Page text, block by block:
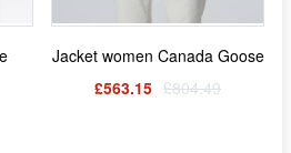
Jacket women Canada Goose
£563.15 £804.49